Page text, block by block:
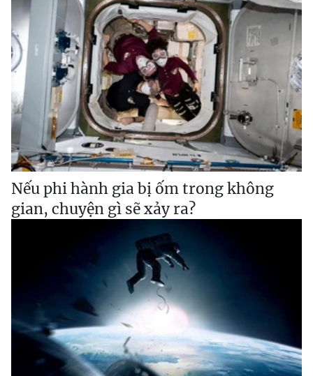
Nếu phi hành gia bị ốm trong không
gian, chuyện gì sẽ xảy ra?